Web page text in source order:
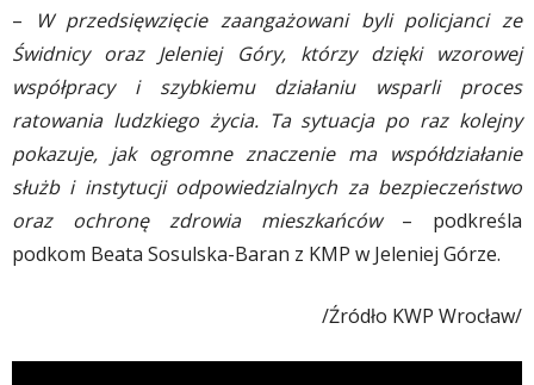
–
W przedsięwzięcie zaangażowani byli policjanci ze
Świdnicy oraz Jeleniej Góry, którzy dzięki wzorowej
współpracy i szybkiemu działaniu wsparli proces
ratowania ludzkiego życia. Ta sytuacja po raz kolejny
pokazuje, jak ogromne znaczenie ma współdziałanie
służb i instytucji odpowiedzialnych za bezpieczeństwo
oraz ochronę zdrowia mieszkańców– podkreśla
podkom Beata Sosulska-Baran z KMP w Jeleniej Górze.
/Źródło KWP Wrocław/